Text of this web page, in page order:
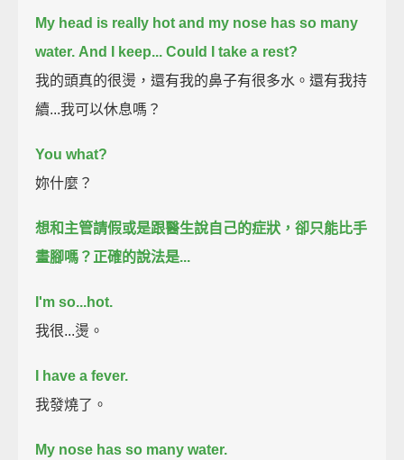
My head is really hot and my nose has so many
water. And I keep... Could I take a rest?
我的頭真的很燙，還有我的鼻子有很多水。還有我持
續...我可以休息嗎？
You what?
妳什麼？
想和主管請假或是跟醫生說自己的症狀，卻只能比手
畫腳嗎？ 正確的說法是...
I'm so...hot.
我很...燙。
I have a fever.
我發燒了。
My nose has so many water.